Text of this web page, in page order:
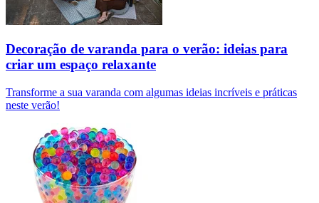
Decoração de varanda para o verão: ideias para
criar um espaço relaxante
Transforme a sua varanda com algumas ideias incríveis e práticas
neste verão!